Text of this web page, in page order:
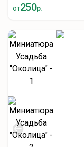
от250р.